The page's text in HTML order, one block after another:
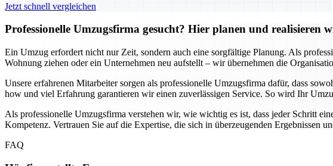
Jetzt schnell vergleichen
Professionelle Umzugsfirma gesucht? Hier planen und realisieren
Ein Umzug erfordert nicht nur Zeit, sondern auch eine sorgfältige Planung. Als
Wohnung ziehen oder ein Unternehmen neu aufstellt – wir übernehmen die
Unsere erfahrenen Mitarbeiter sorgen als professionelle Umzugsfirma dafür, dass
how und viel Erfahrung garantieren wir einen zuverlässigen Service. So wird Ihr
Als professionelle Umzugsfirma verstehen wir, wie wichtig es ist, dass jeder Schritt
Kompetenz. Vertrauen Sie auf die Expertise, die sich in überzeugenden Ergebnissen
FAQ